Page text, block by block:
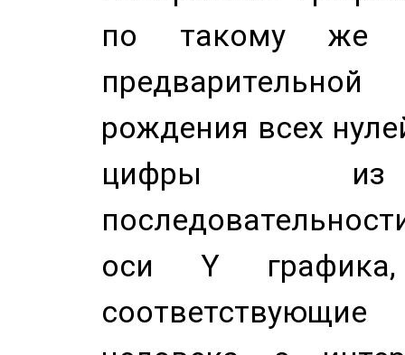
по такому же
рождения всех
цифры из
оси Y